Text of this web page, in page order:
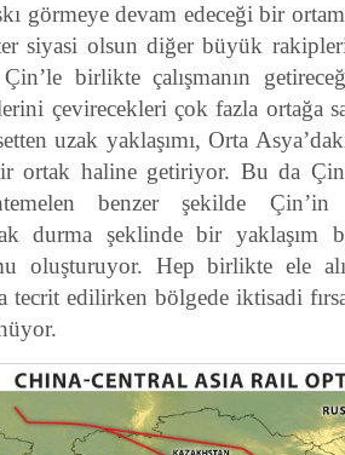
görmeye devam edeceği bir
siyasi olsun diğer büyük
birlikte çalışmanın
çevirecekleri çok fazla ortağa
uzak yaklaşımı, Orta
ortak haline getiriyor. Bu da
benzer şekilde
durma şeklinde bir yaklaşım
oluşturuyor. Hep birlikte ele
tecrit edilirken bölgede iktisadi